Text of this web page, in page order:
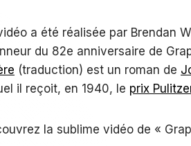
a été réalisée par Brendan
du 82e anniversaire de
(traduction) est un roman de
il reçoit, en 1940, le prix
la sublime vidéo de «